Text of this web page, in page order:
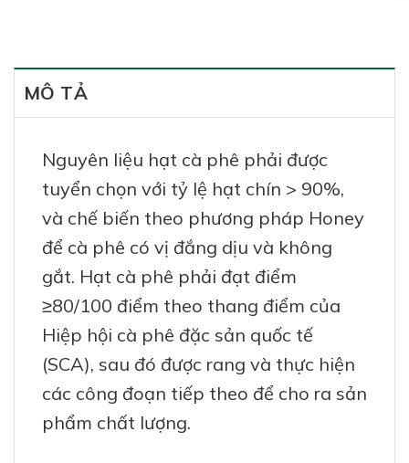
MÔ TẢ
Nguyên liệu hạt cà phê phải được
tuyển chọn với tỷ lệ hạt chín > 90%,
và chế biến theo phương pháp Honey
để cà phê có vị đắng dịu và không
gắt. Hạt cà phê phải đạt điểm
≥80/100 điểm theo thang điểm của
Hiệp hội cà phê đặc sản quốc tế
(SCA), sau đó được rang và thực hiện
các công đoạn tiếp theo để cho ra sản
phẩm chất lượng.